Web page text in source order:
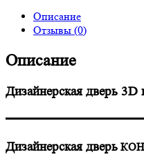
Описание
Отзывы (0)
Описание
Дизайнерская дверь
Дизайнерская дверь